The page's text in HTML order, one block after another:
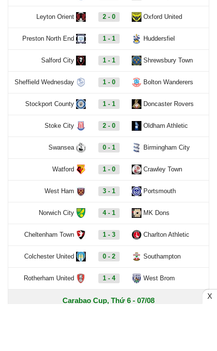
Leyton Orient 2 - 0 Oxford United
Preston North End 1 - 1 Huddersfiel
Salford City 1 - 1 Shrewsbury Town
Sheffield Wednesday 1 - 0 Bolton Wanderers
Stockport County 1 - 1 Doncaster Rovers
Stoke City 2 - 0 Oldham Athletic
Swansea 0 - 1 Birmingham City
Watford 1 - 0 Crawley Town
West Ham 3 - 1 Portsmouth
Norwich City 4 - 1 MK Dons
Cheltenham Town 1 - 3 Charlton Athletic
Colchester United 0 - 2 Southampton
Rotherham United 1 - 4 West Brom
Carabao Cup, Thứ 6 - 07/08
X